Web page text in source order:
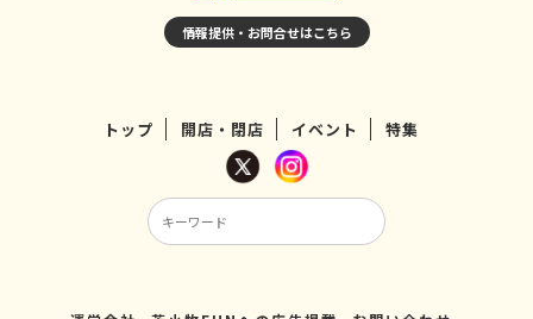
情報提供・お問合せはこちら
トップ 開店・閉店 イベント 特集